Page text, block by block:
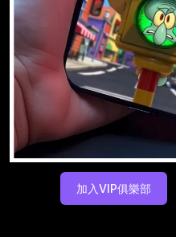
加入VIP俱樂部